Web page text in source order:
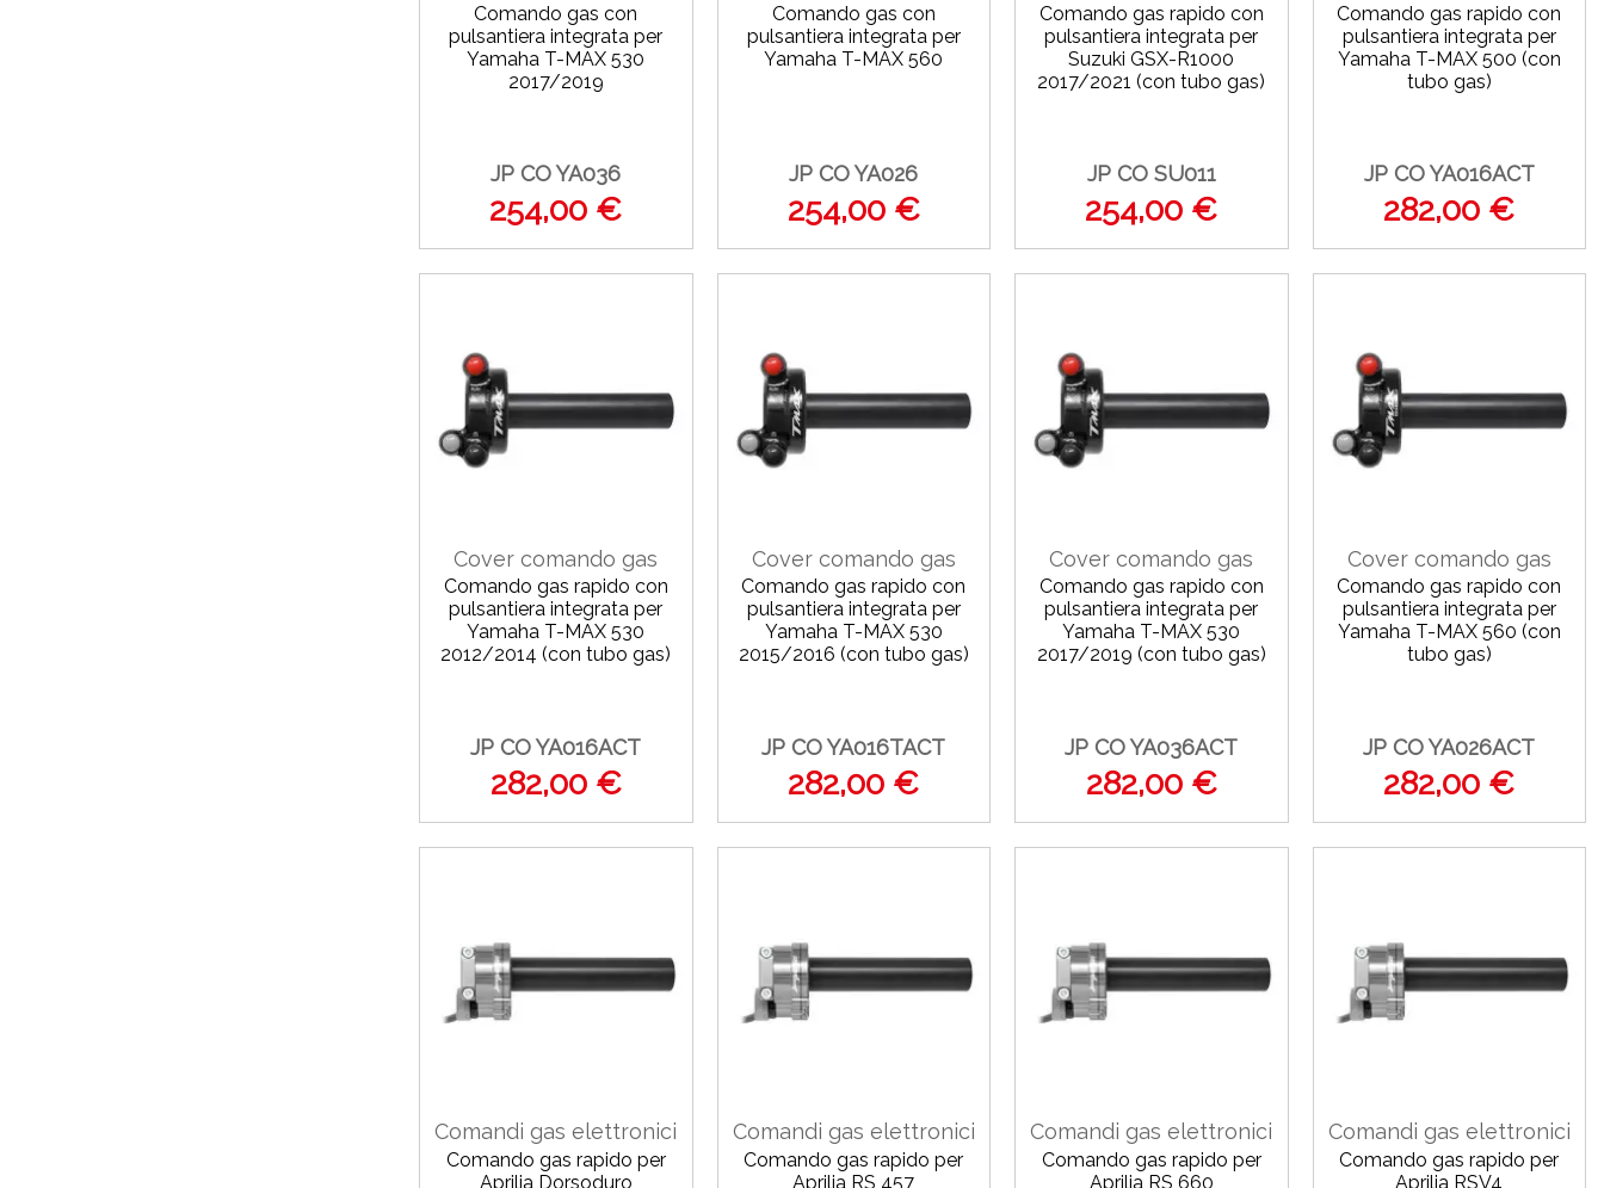
Comando gas con
pulsantiera integrata per
Yamaha T-MAX 530
2017/2019
JP CO YA036
254,00 €
Comando gas con
pulsantiera integrata per
Yamaha T-MAX 560
JP CO YA026
254,00 €
Comando gas rapido con
pulsantiera integrata per
Suzuki GSX-R1000
2017/2021 (con tubo gas)
JP CO SU011
254,00 €
Comando gas rapido con
pulsantiera integrata per
Yamaha T-MAX 500 (con
tubo gas)
JP CO YA016ACT
282,00 €
Cover comando gas
Comando gas rapido con
pulsantiera integrata per
Yamaha T-MAX 530
2012/2014 (con tubo gas)
JP CO YA016ACT
282,00 €
Cover comando gas
Comando gas rapido con
pulsantiera integrata per
Yamaha T-MAX 530
2015/2016 (con tubo gas)
JP CO YA016TACT
282,00 €
Cover comando gas
Comando gas rapido con
pulsantiera integrata per
Yamaha T-MAX 530
2017/2019 (con tubo gas)
JP CO YA036ACT
282,00 €
Cover comando gas
Comando gas rapido con
pulsantiera integrata per
Yamaha T-MAX 560 (con
tubo gas)
JP CO YA026ACT
282,00 €
Comandi gas elettronici
Comando gas rapido per
Aprilia Dorsoduro
Comandi gas elettronici
Comando gas rapido per
Aprilia RS 457
Comandi gas elettronici
Comando gas rapido per
Aprilia RS 660
Comandi gas elettronici
Comando gas rapido per
Aprilia RSV4